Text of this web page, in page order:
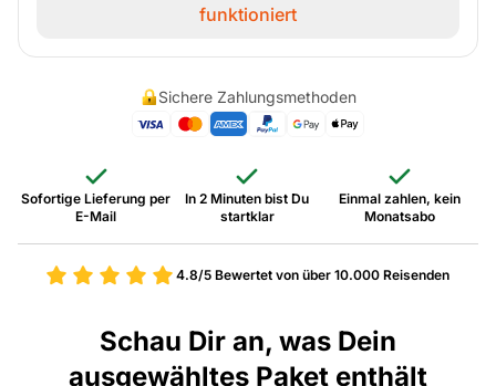
funktioniert
Sichere Zahlungsmethoden
Sofortige Lieferung per
E-Mail
In 2 Minuten bist Du
startklar
Einmal zahlen, kein
Monatsabo
4.8/5Bewertet von über 10.000 Reisenden
Schau Dir an, was Dein
ausgewähltes Paket enthält